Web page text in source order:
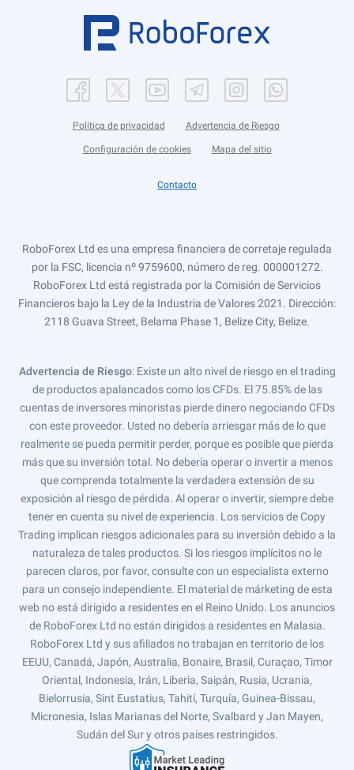
Política de privacidad Advertencia de Riesgo
Configuración de cookies Mapa del sitio
Contacto
RoboForex Ltd es una empresa financiera de corretaje regulada
por la FSC, licencia nº 9759600, número de reg. 000001272.
RoboForex Ltd está registrada por la Comisión de Servicios
Financieros bajo la Ley de la Industria de Valores 2021. Dirección:
2118 Guava Street, Belama Phase 1, Belize City, Belize.
Advertencia de Riesgo: Existe un alto nivel de riesgo en el trading
de productos apalancados como los CFDs. El 75.85% de las
cuentas de inversores minoristas pierde dinero negociando CFDs
con este proveedor. Usted no debería arriesgar más de lo que
realmente se pueda permitir perder, porque es posible que pierda
más que su inversión total. No debería operar o invertir a menos
que comprenda totalmente la verdadera extensión de su
exposición al riesgo de pérdida. Al operar o invertir, siempre debe
tener en cuenta su nivel de experiencia. Los servicios de Copy
Trading implican riesgos adicionales para su inversión debido a la
naturaleza de tales productos. Si los riesgos implícitos no le
parecen claros, por favor, consulte con un especialista externo
para un consejo independiente. El material de márketing de esta
web no está dirigido a residentes en el Reino Unido. Los anuncios
de RoboForex Ltd no están dirigidos a residentes en Malasia.
RoboForex Ltd y sus afiliados no trabajan en territorio de los
EEUU, Canadá, Japón, Australia, Bonaire, Brasil, Curaçao, Timor
Oriental, Indonesia, Irán, Liberia, Saipán, Rusia, Ucrania,
Bielorrusia, Sint Eustatius, Tahití, Turquía, Guinea-Bissau,
Micronesia, Islas Marianas del Norte, Svalbard y Jan Mayen,
Sudán del Sur y otros países restringidos.